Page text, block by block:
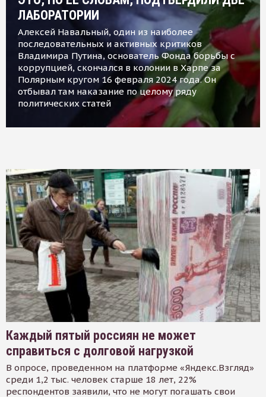
ЛАБОРАТОРИИ
Алексей Навальный, один из наиболее
последовательных и активных критиков
Владимира Путина, основатель Фонда борьбы с
коррупцией, скончался в колонии в Харпе за
Полярным кругом 16 февраля 2024 года. Он
отбывал там наказание по целому ряду
политических статей
Каждый пятый россиян не может
справиться с долговой нагрузкой
В опросе, проведенном на платформе «Яндекс.Взгляд»
среди 1,2 тыс. человек старше 18 лет, 22%
респондентов заявили, что не могут погашать свои